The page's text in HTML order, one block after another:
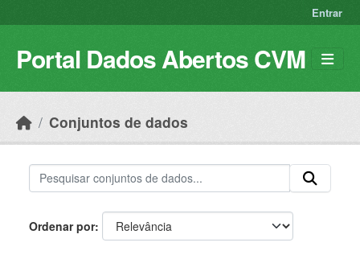
Entrar
Portal Dados Abertos CVM
Conjuntos de dados
Ordenar por